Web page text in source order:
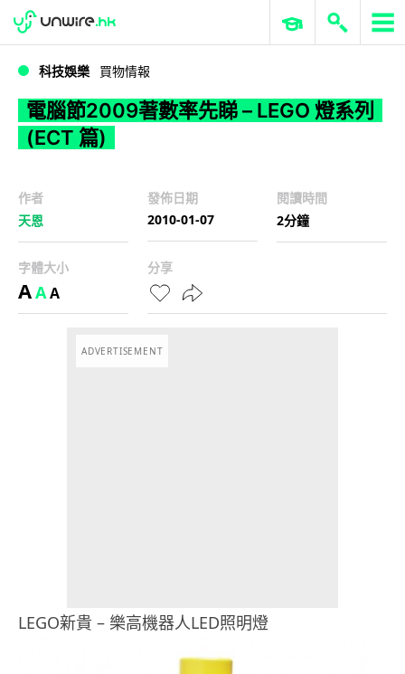
WWDC 2026 ERP 與商業 AI
科技娛樂 買物情報
電腦節2009著數率先睇 – LEGO 燈系列
(ECT 篇)
作者
天恩
發佈日期
2010-01-07
閱讀時間
2分鐘
字體大小
AAA
分享
ADVERTISEMENT
LEGO新貴 – 樂高機器人LED照明燈